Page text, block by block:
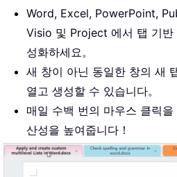
Word, Excel, PowerPoint,
Visio 및 Project 에서 탭 기반
성화하세요。
새 창이 아닌 동일한 창의 새
열고 생성할 수 있습니다。
매일 수백 번의 마우스 클릭
산성을 높여줍니다！